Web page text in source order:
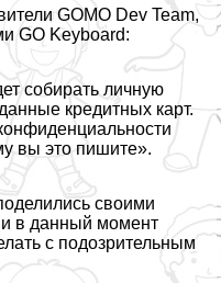
GOMO Dev Team,
GO Keyboard:
собирать личную
кредитных карт.
вы это пишите».
своими
в данный момент
с подозрительным